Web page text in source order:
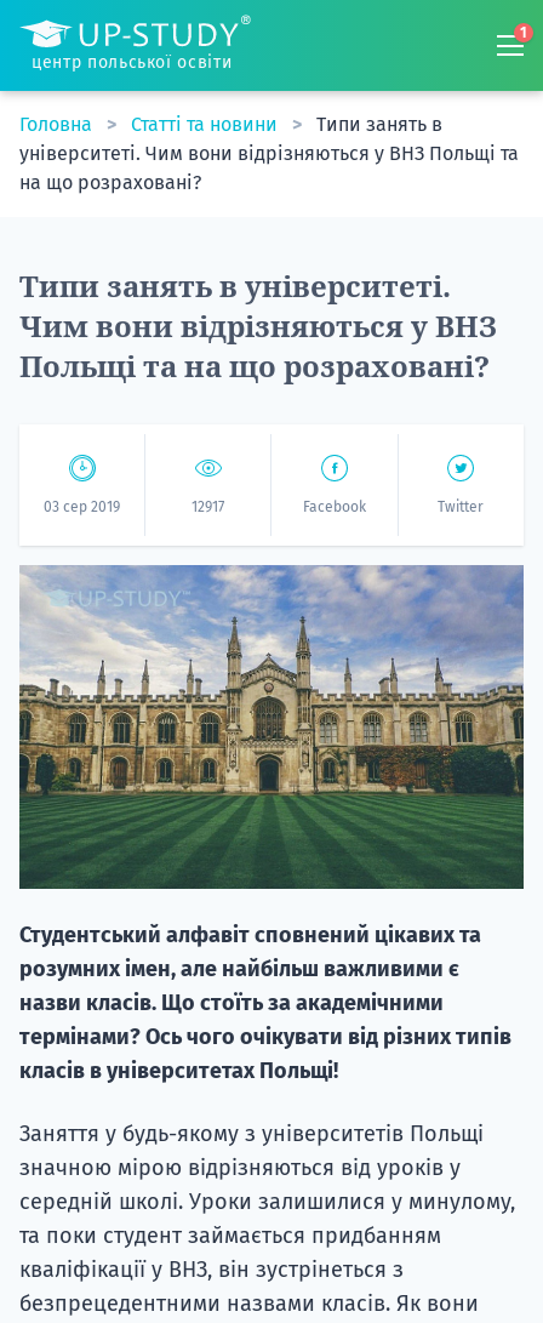
центр польської освіти
1
Головна Статті та новини
Типи занять в
університеті. Чим вони відрізняються у ВНЗ Польщі та
на що розраховані?
Типи занять в університеті.
Чим вони відрізняються у ВНЗ
Польщі та на що розраховані?
03 сер 2019 12917 Facebook Twitter
Студентський алфавіт сповнений цікавих та
розумних імен, але найбільш важливими є
назви класів. Що стоїть за академічними
термінами? Ось чого очікувати від різних типів
класів в університетах Польщі!
Заняття у будь-якому з університетів Польщі
значною мірою відрізняються від уроків у
середній школі. Уроки залишилися у минулому,
та поки студент займається придбанням
кваліфікації у ВНЗ, він зустрінеться з
безпрецедентними назвами класів. Як вони
НАБІР
вступ на